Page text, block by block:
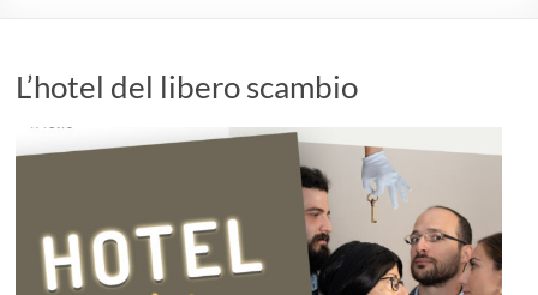
L’hotel del libero scambio